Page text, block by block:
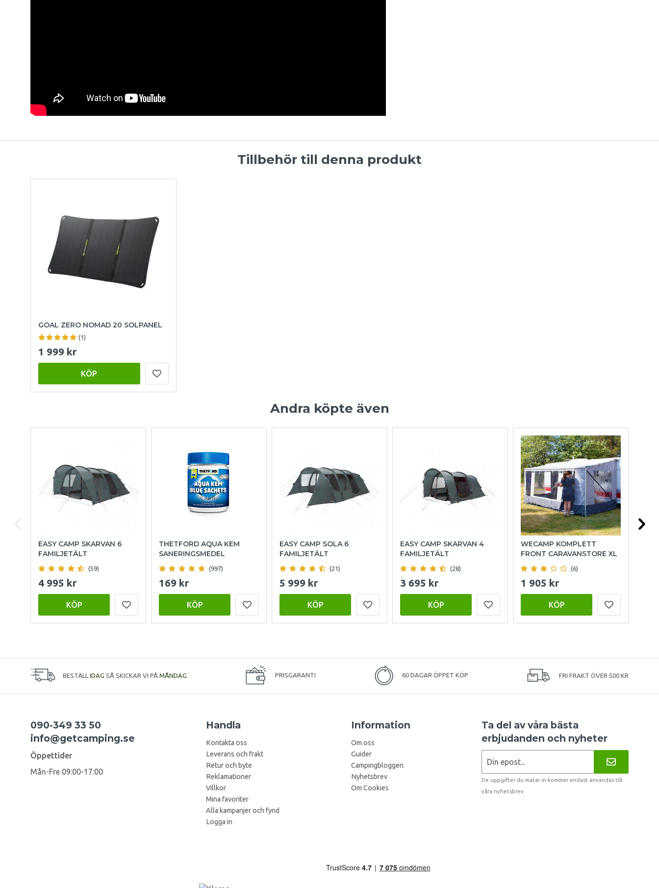
Tillbehör till denna produkt
GOAL ZERO NOMAD 20 SOLPANEL
(1)
1 999 kr
KÖP
Andra köpte även
EASY CAMP SKARVAN 6
FAMILJETÄLT
(59)
4 995 kr
KÖP
THETFORD AQUA KEM
SANERINGSMEDEL
(997)
169 kr
KÖP
EASY CAMP SOLA 6
FAMILJETÄLT
(21)
5 999 kr
KÖP
EASY CAMP SKARVAN 4
FAMILJETÄLT
(28)
3 695 kr
KÖP
WECAMP KOMPLETT
FRONT CARAVANSTORE XL
(6)
1 905 kr
KÖP
BESTÄLL IDAG SÅ SKICKAR VI PÅ MÅNDAG PRISGARANTI 60 DAGAR ÖPPET KÖP FRI FRAKT ÖVER 500 KR
090-349 33 50
info@getcamping.se
Öppettider
Mån-Fre 09:00-17:00
Handla
Kontakta oss
Leverans och frakt
Retur och byte
Reklamationer
Villkor
Mina favoriter
Alla kampanjer och fynd
Logga in
Information
Om oss
Guider
Campingbloggen
Nyhetsbrev
Om Cookies
Ta del av våra bästa
erbjudanden och nyheter
De uppgifter du matar in kommer endast användas till
våra nyhetsbrev.